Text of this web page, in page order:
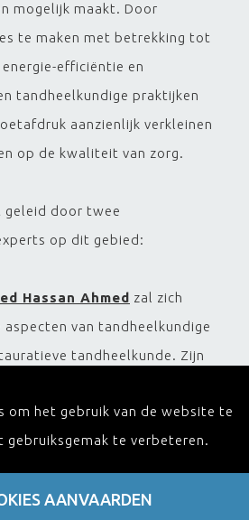
om het gebruik van de website te
gebruiksgemak te verbeteren.
AANVAARDEN
mogelijk maakt. Door
te maken met betrekking tot
efficiëntie en
tandheelkundige praktijken
aanzienlijk verkleinen
op de kwaliteit van zorg.
geleid door twee
op dit gebied:
Hassan Ahmed zal zich
van tandheelkundige
tandheelkunde. Zijn
tandheelkundige
voor de momenteel
Dit is gericht op het
mondgezondheid en de